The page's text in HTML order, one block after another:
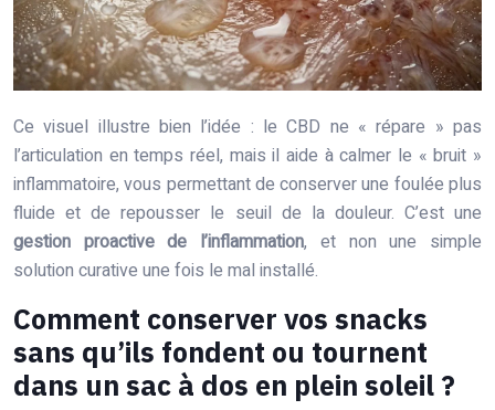
Ce visuel illustre bien l’idée : le CBD ne « répare » pas
l’articulation en temps réel, mais il aide à calmer le « bruit »
inflammatoire, vous permettant de conserver une foulée plus
fluide et de repousser le seuil de la douleur. C’est une
gestion proactive de l’inflammation, et non une simple
solution curative une fois le mal installé.
Comment conserver vos snacks
sans qu’ils fondent ou tournent
dans un sac à dos en plein soleil ?